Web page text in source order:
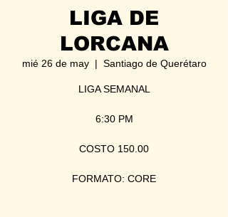
LIGA DE
LORCANA
mié 26 de may
  |
Santiago de Querétaro
LIGA SEMANAL
6:30 PM
COSTO 150.00
FORMATO: CORE